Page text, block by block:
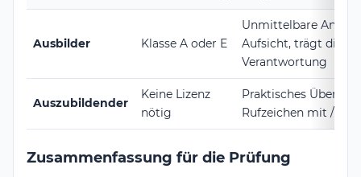
Ausbilder Klasse A oder E
Unmittelbare
Aufsicht, trägt die
Verantwortung
Auszubildender
Keine Lizenz
nötig
Praktisches Üben,
Rufzeichen mit /T
Zusammenfassung für die Prüfung